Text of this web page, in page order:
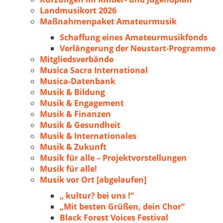
Landmusikort 2026
Maßnahmenpaket Amateurmusik
Schaffung eines Amateurmusikfonds
Verlängerung der Neustart-Programme
Mitgliedsverbände
Musica Sacra International
Musica-Datenbank
Musik & Bildung
Musik & Engagement
Musik & Finanzen
Musik & Gesundheit
Musik & Internationales
Musik & Zukunft
Musik für alle – Projektvorstellungen
Musik für alle!
Musik vor Ort [abgelaufen]
„ kultur? bei uns !“
„Mit besten Grüßen, dein Chor“
Black Forest Voices Festival